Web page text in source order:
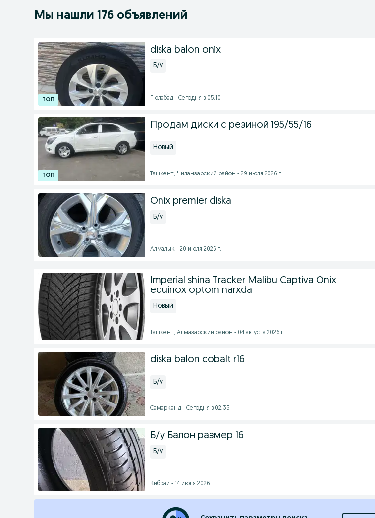
Мы нашли 176 объявлений
diska balon onix
Б/у
Гюлабад - Сегодня в 05:10
Продам диски с резиной 195/55/16
Новый
Ташкент, Чиланзарский район - 29 июля 2026 г.
Onix premier diska
Б/у
Алмалык - 20 июля 2026 г.
Imperial shina Tracker Malibu Captiva Onix
equinox optom narxda
Новый
Ташкент, Алмазарский район - 04 августа 2026 г.
diska balon cobalt r16
Б/у
Самарканд - Сегодня в 02:35
Б/у Балон размер 16
Б/у
Кибрай - 14 июля 2026 г.